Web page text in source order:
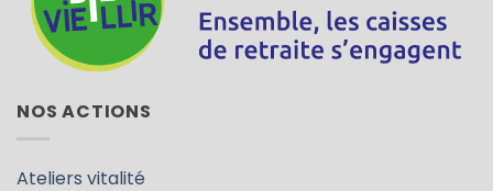
NOS ACTIONS
Ateliers vitalité